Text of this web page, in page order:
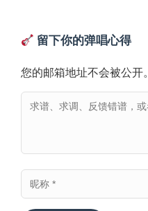
留下你的弹唱心得
您的邮箱地址不会被公开。